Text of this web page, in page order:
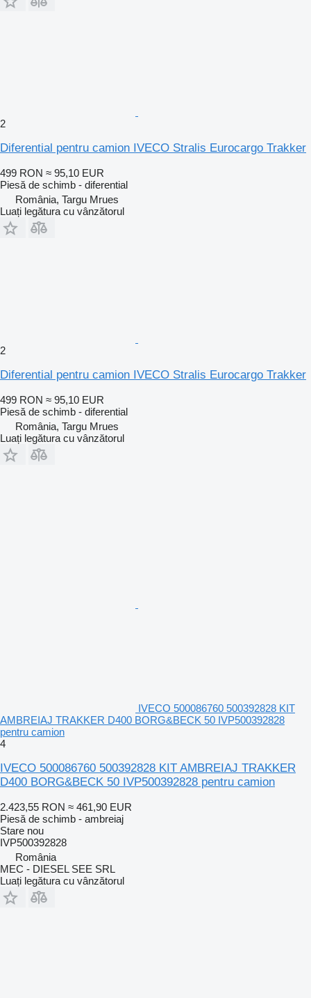
2
Diferential pentru camion IVECO Stralis Eurocargo Trakker
499 RON ≈ 95,10 EUR
Piesă de schimb - diferential
România, Targu Mrues
Luați legătura cu vânzătorul
2
Diferential pentru camion IVECO Stralis Eurocargo Trakker
499 RON ≈ 95,10 EUR
Piesă de schimb - diferential
România, Targu Mrues
Luați legătura cu vânzătorul
IVECO 500086760 500392828 KIT
AMBREIAJ TRAKKER D400 BORG&BECK 50 IVP500392828
pentru camion
4
IVECO 500086760 500392828 KIT AMBREIAJ TRAKKER
D400 BORG&BECK 50 IVP500392828 pentru camion
2.423,55 RON ≈ 461,90 EUR
Piesă de schimb - ambreiaj
Stare nou
IVP500392828
România
MEC - DIESEL SEE SRL
Luați legătura cu vânzătorul